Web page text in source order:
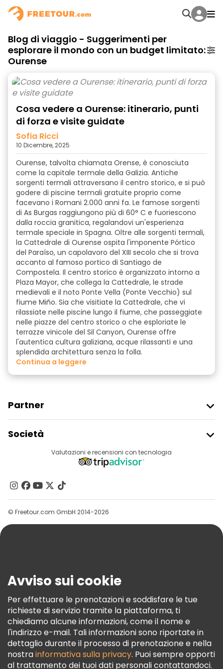
Blog di viaggio - Suggerimenti per
esplorare il mondo con un budget limitato:
Ourense
Cosa vedere a Ourense: itinerario, punti
di forza e visite guidate
Sofia Ricci
10 Dicembre, 2025
Ourense, talvolta chiamata Orense, è conosciuta
come la capitale termale della Galizia. Antiche
sorgenti termali attraversano il centro storico, e si può
godere di piscine termali gratuite proprio come
facevano i Romani 2.000 anni fa. Le famose sorgenti
di As Burgas raggiungono più di 60° C e fuoriescono
dalla roccia granitica, regalandovi un'esperienza
termale speciale in Spagna. Oltre alle sorgenti termali,
la Cattedrale di Ourense ospita l'imponente Pórtico
del Paraíso, un capolavoro del XIII secolo che si trova
accanto al famoso portico di Santiago de
Compostela. Il centro storico è organizzato intorno a
Plaza Mayor, che collega la Cattedrale, le strade
medievali e il noto Ponte Vella (Ponte Vecchio) sul
fiume Miño. Sia che visitiate la Cattedrale, che vi
rilassiate nelle piscine lungo il fiume, che passeggiate
nelle piazze del centro storico o che esploriate le
terrazze vinicole del Sil Canyon, Ourense offre
l'autentica cultura galiziana, acque rilassanti e una
splendida architettura senza la folla.
continua a leggere
Partner
Accesso Del Fornitore
Programma Di Affiliazione
Società
Destinazioni
Contattaci
Gruppi
Aiuto
Termini E Condizioni
Informativa Sui Cookie
Freetour Premi
Programma Di Fidelizzazione
Valutazioni e recensioni con tecnologia
© Freetour.com GmbH 2014-2026
Avviso sui cookie
Per effettuare le prenotazioni e soddisfare le tue
richieste di servizio tramite la piattaforma, ti
chiediamo alcune informazioni, come il nome e
l'indirizzo e-mail. Tali informazioni sono riportate in
dettaglio durante il processo di prenotazione e nella
nostrainformativa sulla privacy. Puoi sempre opporti
al trattamento dei tuoi dati personali contattandoci.